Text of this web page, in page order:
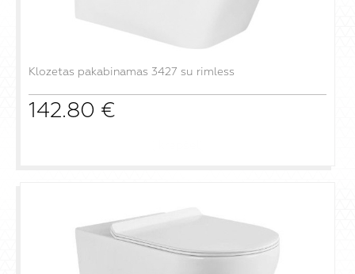
Klozetas pakabinamas 3427 su rimless
142.80 €